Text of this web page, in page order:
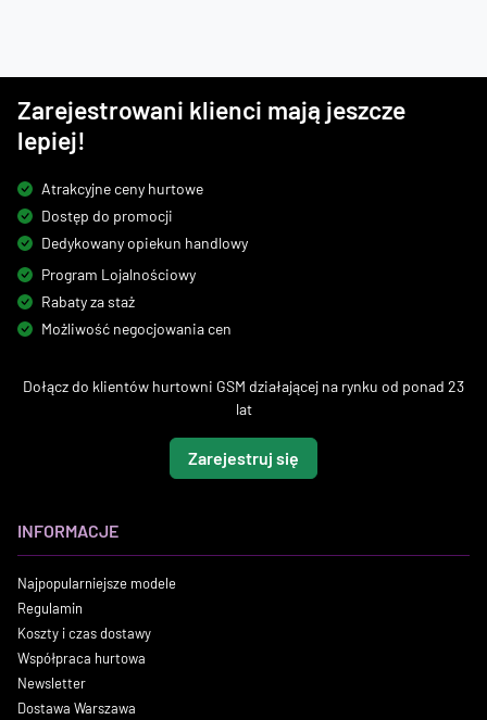
Zarejestrowani klienci mają jeszcze
lepiej!
Atrakcyjne ceny hurtowe
Dostęp do promocji
Dedykowany opiekun handlowy
Program Lojalnościowy
Rabaty za staż
Możliwość negocjowania cen
Dołącz do klientów hurtowni GSM działającej na rynku od ponad 23
lat
Zarejestruj się
INFORMACJE
Najpopularniejsze modele
Regulamin
Koszty i czas dostawy
Współpraca hurtowa
Newsletter
Dostawa Warszawa